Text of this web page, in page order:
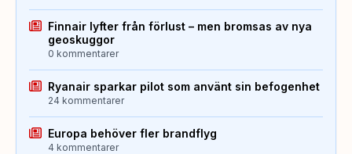
Finnair lyfter från förlust – men bromsas av nya
geoskuggor
0 kommentarer
Ryanair sparkar pilot som använt sin befogenhet
24 kommentarer
Europa behöver fler brandflyg
4 kommentarer